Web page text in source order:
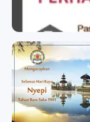
badan sertifikasi
badan sertifikasi kadin